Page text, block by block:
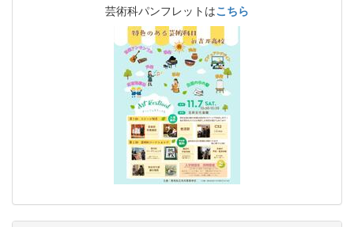
芸術科パンフレットはこちら